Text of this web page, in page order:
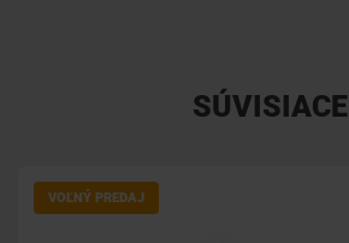
SÚVISIACE
VOĽNÝ PREDAJ